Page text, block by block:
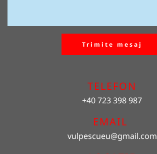
Trimite mesaj
TELEFON
+40 723 398 987
EMAIL
vulpescueu@gmail.com